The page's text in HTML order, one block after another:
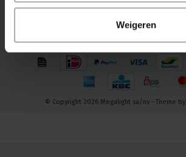
Weigeren
© Copyright 2026 Megalight sa/nv - Theme by